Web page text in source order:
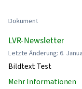
Dokument
LVR-Newsletter
Letzte Änderung: 6.
Bildtext Test
Mehr Informationen